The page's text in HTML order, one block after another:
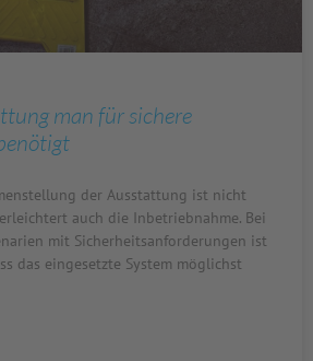
man für sichere
der Ausstattung ist nicht
auch die Inbetriebnahme. Bei
mit Sicherheitsanforderungen ist
das eingesetzte System möglichst